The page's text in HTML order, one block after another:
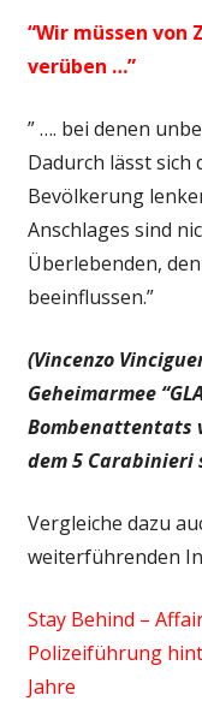
Wissenschaft
“Wir müssen
verüben …”
” …. bei denen
Dadurch lässt sich
Bevölkerung
Anschlages sind
Überlebenden,
beeinflussen.”
(Vincenzo
Geheimarmee
Bombenattentats
dem 5 Carabinieri
Vergleiche dazu
weiterführenden
Stay Behind –
Polizeiführung
Jahre